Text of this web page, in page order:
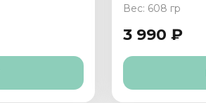
Вес: 608 гр
3 990 ₽